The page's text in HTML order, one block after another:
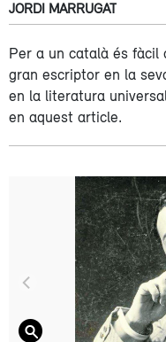
JORDI MARRUGAT
Per a un català és fàcil
gran escriptor en la
en la literatura
en aquest article.